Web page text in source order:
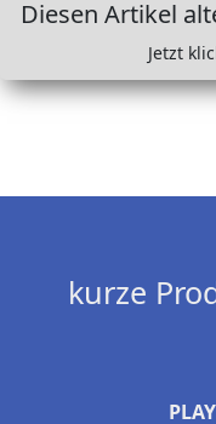
Diesen Artikel
Jetzt
kurze